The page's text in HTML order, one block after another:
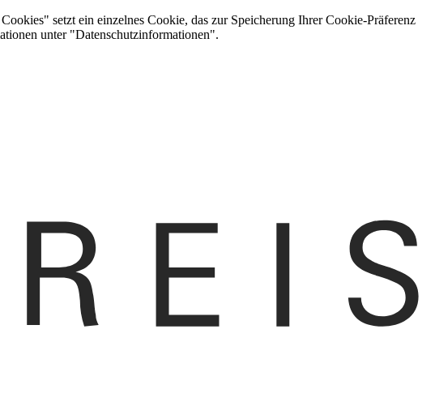
setzt ein einzelnes Cookie, das zur Speicherung Ihrer Cookie-Präferenz
unter "Datenschutzinformationen".